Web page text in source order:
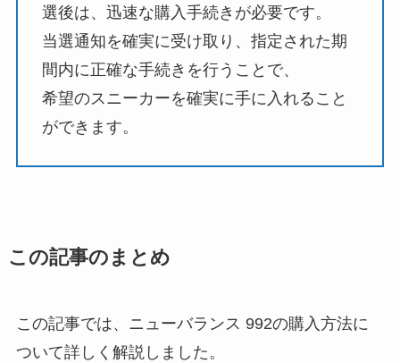
選後は、迅速な購入手続きが必要です。
当選通知を確実に受け取り、指定された期
間内に正確な手続きを行うことで、
希望のスニーカーを確実に手に入れること
ができます。
この記事のまとめ
この記事では、ニューバランス 992の購入方法に
ついて詳しく解説しました。